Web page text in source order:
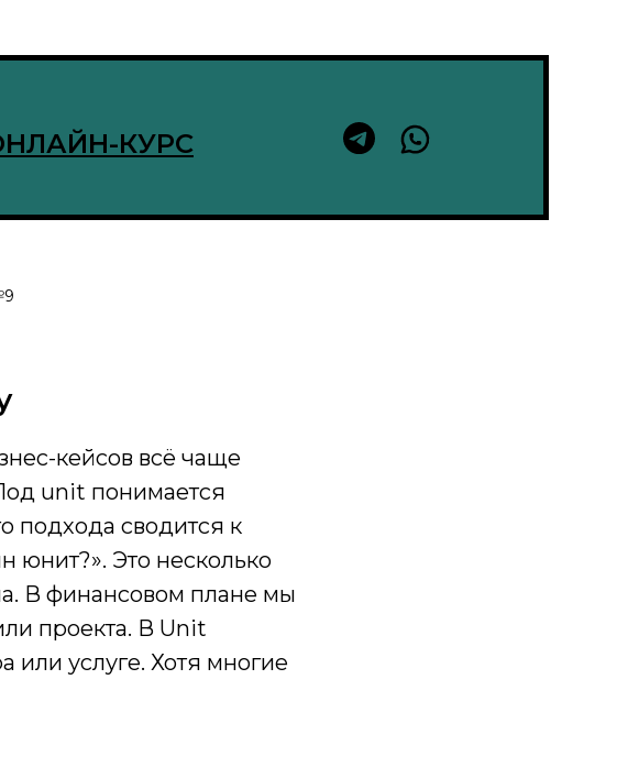
КУРС
кейсов всё чаще
unit понимается
подхода сводится к
юнит?». Это несколько
В финансовом плане мы
проекта. В Unit
услуге. Хотя многие